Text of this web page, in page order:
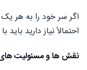
اگر سر خود را به هر یک
احتمالاً نیاز دارید
نقش ها و مسئولیت